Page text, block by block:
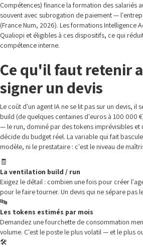
Compétences) finance la formation des salariés
souvent avec subrogation de paiement —
(France Num, 2026). Les formations Intelligence
Qualiopi et éligibles à ces dispositifs, ce qui
compétence interne.
Ce qu'il faut retenir
signer un devis
Le coût d'un agent IA ne se lit pas sur un devis, il
build (de quelques centaines d'euros à 100 000
— le run, dominé par des tokens imprévisibles et
décide du budget réel. La variable qui fait
modèle, ni le prestataire : c'est le niveau de
🧾
La ventilation build / run
Exigez le détail : combien une fois pour créer
pour le faire tourner. Un devis qui ne sépare pas
🔤
Les tokens estimés par mois
Demandez une fourchette de consommation
volume. C'est le poste le plus volatil — et le plus
🛠️